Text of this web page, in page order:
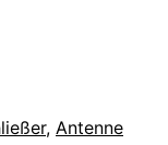
, Antenne